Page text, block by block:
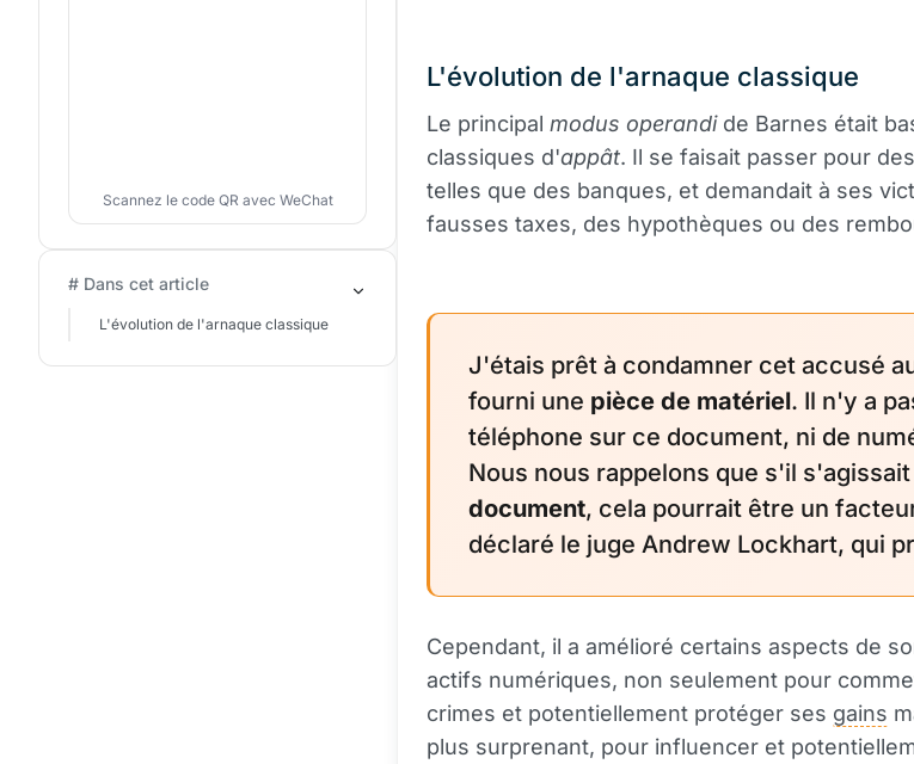
L'évolution de l'arnaque classique
Le principal modus operandide Barnes était
classiques d'appât. Il se faisait passer pour
telles que des banques, et demandait à ses
fausses taxes, des hypothèques ou des
J'étais prêt à condamner cet accusé
fourni une pièce de matériel. Il n'y a
téléphone sur ce document, ni de
Nous nous rappelons que s'il
document, cela pourrait être un
déclaré le juge Andrew Lockhart, qui
Cependant, il a amélioré certains aspects de
actifs numériques, non seulement pour
crimes et potentiellement protéger ses gains
plus surprenant, pour influencer et
Scannez le code QR avec WeChat
# Dans cet article
L'évolution de l'arnaque classique